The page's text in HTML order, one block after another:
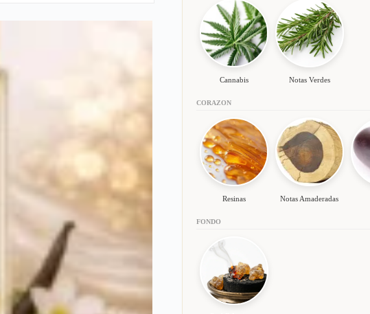
Cannabis Notas Verdes
CORAZON
Resinas Notas Amaderadas
FONDO